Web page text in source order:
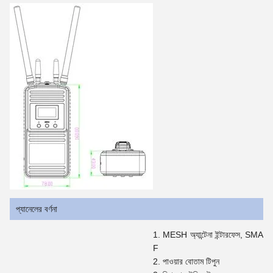
প্যানেলের বর্ণনা
MESH অ্যান্টেনা ইন্টারফেস, SMA
F
পাওয়ার বোতাম টিপুন